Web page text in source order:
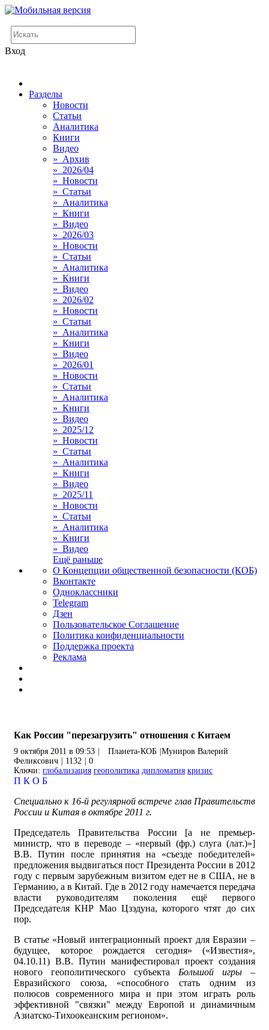
Вход
Разделы
Новости
Статьи
Аналитика
Книги
Видео
» Архив
» 2026/04
» Новости
» Статьи
» Аналитика
» Книги
» Видео
» 2026/03
» Новости
» Статьи
» Аналитика
» Книги
» Видео
» 2026/02
» Новости
» Статьи
» Аналитика
» Книги
» Видео
» 2026/01
» Новости
» Статьи
» Аналитика
» Книги
» Видео
» 2025/12
» Новости
» Статьи
» Аналитика
» Книги
» Видео
» 2025/11
» Новости
» Статьи
» Аналитика
» Книги
» Видео
Ещё раньше
О Концепции общественной безопасности (КОБ)
Вконтакте
Одноклассники
Telegram
Дзен
Пользовательское Соглашение
Политика конфиденциальности
Поддержка проекта
Реклама
Как России "перезагрузить" отношения с Китаем
9 октября 2011 в 09:53 Планета-КОБ Муниров Валерий
Феликсович
1132
0
Ключи: глобализация геополитика дипломатия кризис
П К О Б
Специально к 16-й регулярной встрече глав Правительств
России и Китая в октябре 2011 г.
Председатель Правительства России [а не премьер-
министр, что в переводе – «первый (фр.) слуга (лат.)»]
В.В. Путин после принятия на «съезде победителей»
предложения выдвигаться пост Президента России в 2012
году с первым зарубежным визитом едет не в США, не в
Германию, а в Китай. Где в 2012 году намечается передача
власти руководителям поколения ещё первого
Председателя КНР Мао Цзэдуна, которого чтят до сих
пор.
В статье «Новый интеграционный проект для Евразии –
будущее, которое рождается сегодня» («Известия»,
04.10.11) В.В. Путин манифестировал проект создания
нового геополитического субъекта Большой игры –
Евразийского союза, «способного стать одним из
полюсов современного мира и при этом играть роль
эффективной "связки" между Европой и динамичным
Азиатско-Тихоокеанским регионом».